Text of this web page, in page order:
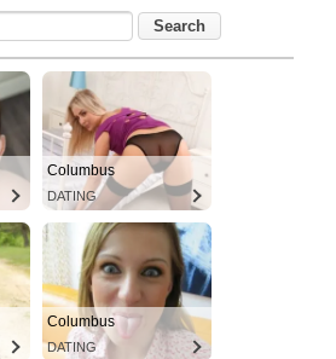
Columbus
DATING
Columbus
DATING